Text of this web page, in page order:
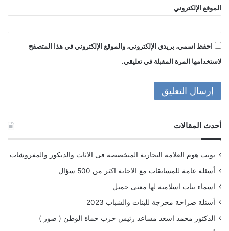
الموقع الإلكتروني
احفظ اسمي، بريدي الإلكتروني، والموقع الإلكتروني في هذا المتصفح
لاستخدامها المرة المقبلة في تعليقي.
أحدث المقالات
بونت هوم العلامة التجارية المتخصصة فى الاثاث والديكور والمفروشات
أسئلة عامة للمسابقات مع الاجابة اكثر من 500 سؤال
اسماء بنات اسلامية لها معنى جميل
أسئلة صراحة محرجة للبنات والشباب 2023
الدكتور محمد اسعد مساعد رئيس حزب حماة الوطن ( صور )